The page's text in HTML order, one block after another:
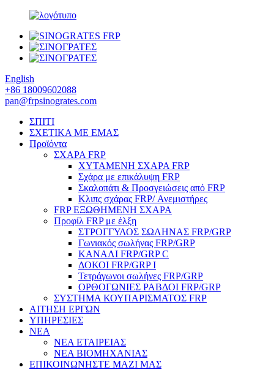
English
+86 18009602088
pan@frpsinogrates.com
ΣΠΙΤΙ
ΣΧΕΤΙΚΑ ΜΕ ΕΜΑΣ
Προϊόντα
ΣΧΑΡΑ FRP
ΧΥΤΑΜΕΝΗ ΣΧΑΡΑ FRP
Σχάρα με επικάλυψη FRP
Σκαλοπάτι & Προσγειώσεις από FRP
Κλιπς σχάρας FRP/ Ανεμιστήρες
FRP ΕΞΩΘΗΜΕΝΗ ΣΧΑΡΑ
Προφίλ FRP με έλξη
ΣΤΡΟΓΓΥΛΟΣ ΣΩΛΗΝΑΣ FRP/GRP
Γωνιακός σωλήνας FRP/GRP
ΚΑΝΑΛΙ FRP/GRP C
ΔΟΚΟΙ FRP/GRP I
Τετράγωνοι σωλήνες FRP/GRP
ΟΡΘΟΓΩΝΙΕΣ ΡΑΒΔΟΙ FRP/GRP
ΣΥΣΤΗΜΑ ΚΟΥΠΑΡΙΣΜΑΤΟΣ FRP
ΑΙΤΗΣΗ ΕΡΓΩΝ
ΥΠΗΡΕΣΙΕΣ
ΝΕΑ
ΝΕΑ ΕΤΑΙΡΕΙΑΣ
ΝΕΑ ΒΙΟΜΗΧΑΝΙΑΣ
ΕΠΙΚΟΙΝΩΝΗΣΤΕ ΜΑΖΙ ΜΑΣ